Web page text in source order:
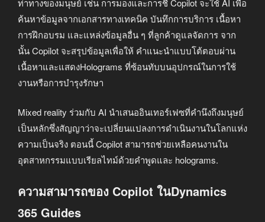
ท่าทางของมนุษย์ เช่น การมองและการชี้ Copilot จะใช้ AI เพื่อ
ค้นหาข้อมูลจากเอกสารทางเทคนิค บันทึกการบริการ เนื้อหา
การฝึกอบรม และแหล่งข้อมูลอื่น ๆ ที่ลูกค้าดูแลจัดการ จาก
นั้น Copilot จะสรุปข้อมูลเพื่อให้ คำแนะนำแบบโต้ตอบผ่าน
เนื้อหาและแสดงHolograms ที่ซ้อนทับบนอุปกรณ์ในการใช้
งานหรือการบำรุงรักษา
Mixed reality ร่วมกับ AI นำเสนออินเทอร์เฟซที่คำนึงถึงมนุษย์
เป็นหลักซึ่งสัญญาว่าจะเปลี่ยนแปลงการดำเนินงานในโลกแห่ง
ความเป็นจริง ตอนนี้ Copilot สามารถช่วยเหลือคนงานใน
อุตสาหกรรมแบบเรียลไทม์ด้วยคำพูดและ holograms.
ความสามารถของ Copilot ในDynamics
365 Guides